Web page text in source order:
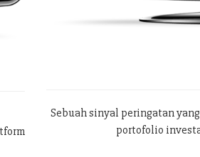
Sebuah sinyal peringatan
portofolio